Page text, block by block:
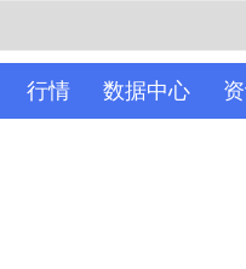
行情 数据中心